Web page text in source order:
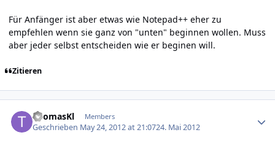
Für Anfänger ist aber etwas wie Notepad++ eher zu
empfehlen wenn sie ganz von "unten" beginnen wollen. Muss
aber jeder selbst entscheiden wie er beginen will.
Zitieren
ThomasKl Members
Geschrieben May 24, 2012 at 21:0724. Mai 2012